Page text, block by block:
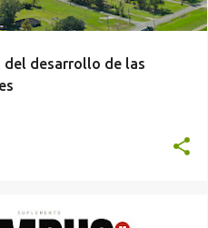
del desarrollo de las